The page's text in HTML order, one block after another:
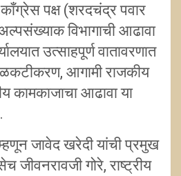
काँग्रेस पक्ष (शरदचंद्र पवार
विभागाची आढावा
उत्साहपूर्ण वातावरणात
आगामी राजकीय
कामकाजाचा आढावा या
जावेद खरेदी यांची प्रमुख
जीवनरावजी गोरे, राष्ट्रीय